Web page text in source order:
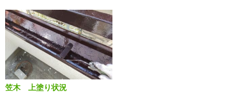
笠木 上塗り状況